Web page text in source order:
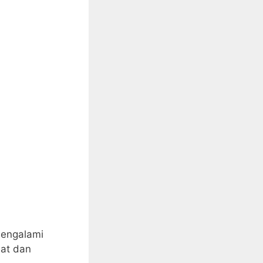
dan